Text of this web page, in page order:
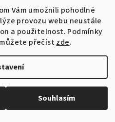
Vám umožnili pohodlné
provozu webu neustále
a použitelnost. Podmínky
přečíst zde.
Souhlasím
8400 | 8GB | 256GB SSD
11
up to 4.00 GHz), 6 Core, 8GB
Graphics 630, Win 11 Pro
Detail